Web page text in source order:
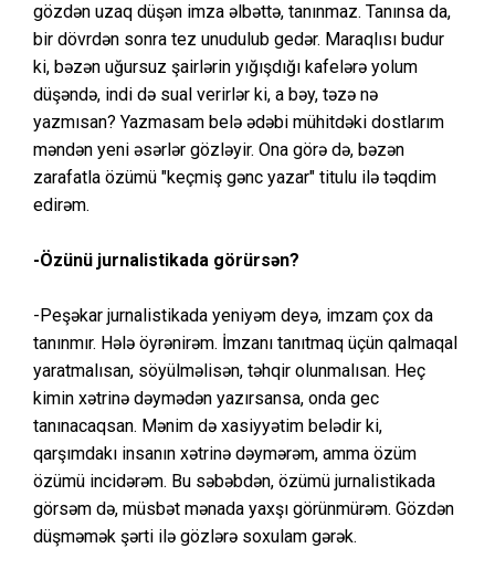
gözdən uzaq düşən imza əlbəttə, tanınmaz. Tanınsa da,
bir dövrdən sonra tez unudulub gedər. Maraqlısı budur
ki, bəzən uğursuz şairlərin yığışdığı kafelərə yolum
düşəndə, indi də sual verirlər ki, a bəy, təzə nə
yazmısan? Yazmasam belə ədəbi mühitdəki dostlarım
məndən yeni əsərlər gözləyir. Ona görə də, bəzən
zarafatla özümü "keçmiş gənc yazar" titulu ilə təqdim
edirəm.
-Özünü jurnalistikada görürsən?
-Peşəkar jurnalistikada yeniyəm deyə, imzam çox da
tanınmır. Hələ öyrənirəm. İmzanı tanıtmaq üçün qalmaqal
yaratmalısan, söyülməlisən, təhqir olunmalısan. Heç
kimin xətrinə dəymədən yazırsansa, onda gec
tanınacaqsan. Mənim də xasiyyətim belədir ki,
qarşımdakı insanın xətrinə dəymərəm, amma özüm
özümü incidərəm. Bu səbəbdən, özümü jurnalistikada
görsəm də, müsbət mənada yaxşı görünmürəm. Gözdən
düşməmək şərti ilə gözlərə soxulam gərək.